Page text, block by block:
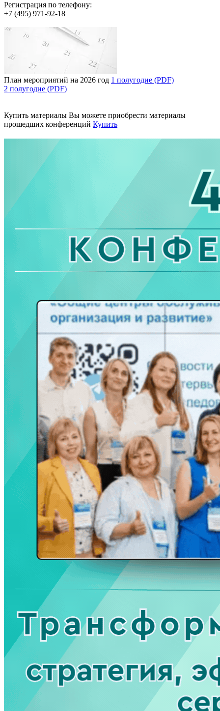
Регистрация по телефону:
+7 (495) 971-92-18
План мероприятий на 2026 год 1 полугодие (PDF)
2 полугодие (PDF)
Купить материалы Вы можете приобрести материалы
прошедших конференций Купить